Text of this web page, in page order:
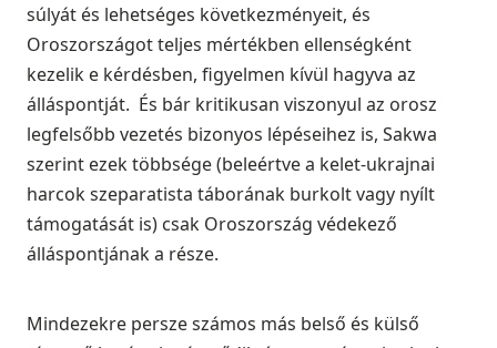
súlyát és lehetséges következményeit, és
Oroszországot teljes mértékben ellenségként
kezelik e kérdésben, figyelmen kívül hagyva az
álláspontját. És bár kritikusan viszonyul az orosz
legfelsőbb vezetés bizonyos lépéseihez is, Sakwa
szerint ezek többsége (beleértve a kelet-ukrajnai
harcok szeparatista táborának burkolt vagy nyílt
támogatását is) csak Oroszország védekező
álláspontjának a része.
Mindezekre persze számos más belső és külső